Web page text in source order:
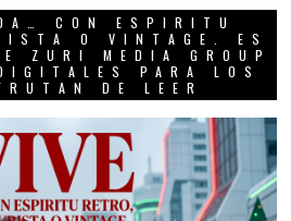
CON ESPIRITU
O VINTAGE. ES
ZURI MEDIA GROUP
PARA LOS
DE LEER